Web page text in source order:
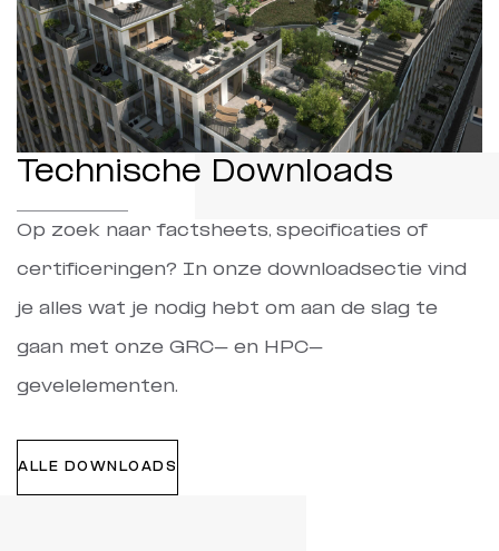
Technische Downloads
Op zoek naar factsheets, specificaties of
certificeringen? In onze downloadsectie vind
je alles wat je nodig hebt om aan de slag te
gaan met onze GRC- en HPC-
gevelelementen.
ALLE DOWNLOADS